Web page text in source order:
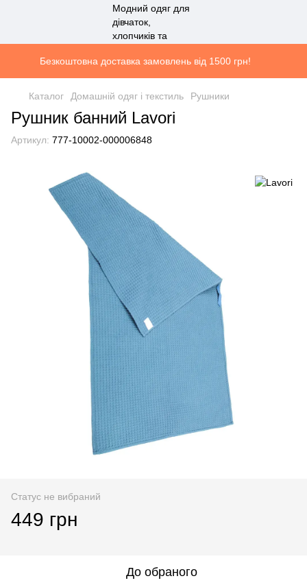
Безкоштовна доставка замовлень від 1500 грн!
Каталог Домашній одяг і текстиль Рушники
Рушник банний Lavori
Артикул: 777-10002-000006848
Статус не вибраний
449 грн
До обраного